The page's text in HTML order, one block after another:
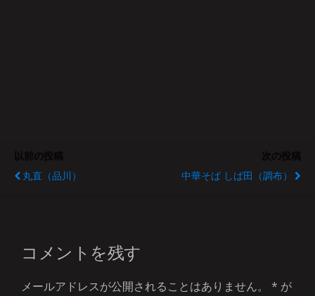
丸直（品川）
中華そば しば田（調布）
コメントを残す
メールアドレスが公開されることはありません。 * が